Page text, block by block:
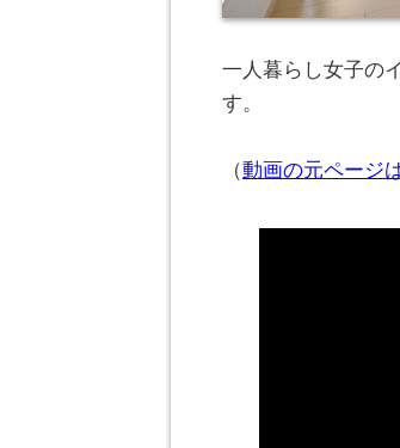
一人暮らし女子の
す。
（動画の元ページ